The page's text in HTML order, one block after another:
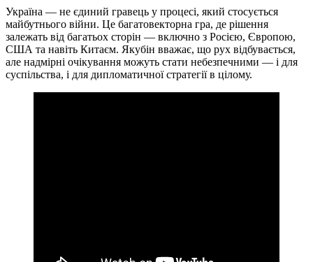
Україна — не єдиний гравець у процесі, який стосується
майбутнього війни. Це багатовекторна гра, де рішення
залежать від багатьох сторін — включно з Росією, Європою,
США та навіть Китаєм. Якубін вважає, що рух відбувається,
але надмірні очікування можуть стати небезпечними — і для
суспільства, і для дипломатичної стратегії в цілому.